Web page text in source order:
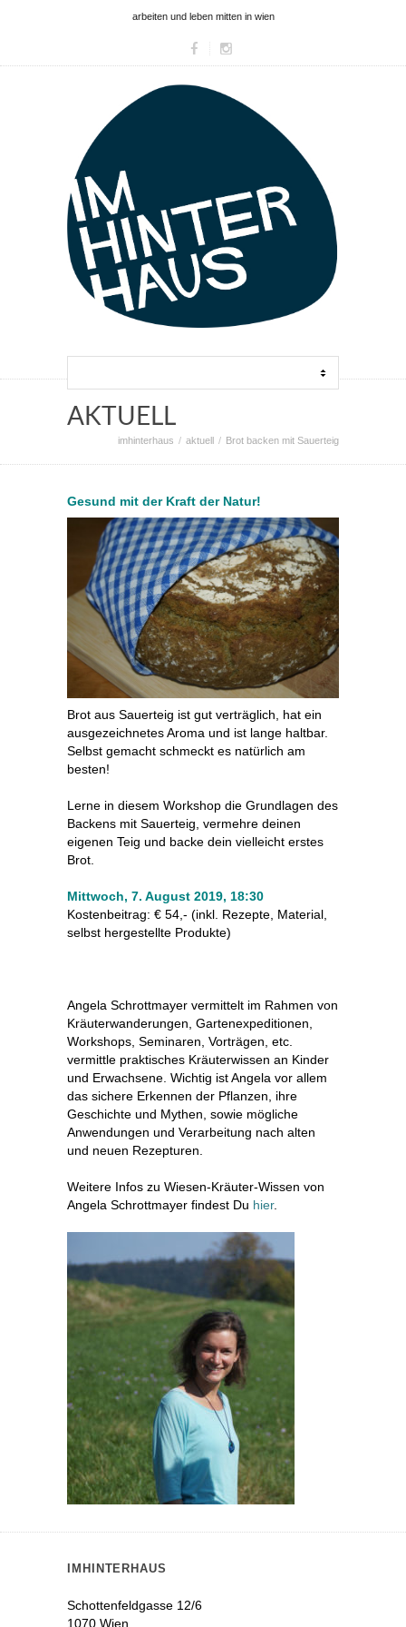
arbeiten und leben mitten in wien
AKTUELL
imhinterhaus aktuell Brot backen mit Sauerteig
Gesund mit der Kraft der Natur!
Brot aus Sauerteig ist gut verträglich, hat ein
ausgezeichnetes Aroma und ist lange haltbar.
Selbst gemacht schmeckt es natürlich am
besten!
Lerne in diesem Workshop die Grundlagen des
Backens mit Sauerteig, vermehre deinen
eigenen Teig und backe dein vielleicht erstes
Brot.
Mittwoch, 7. August 2019, 18:30
Kostenbeitrag: € 54,- (inkl. Rezepte, Material,
selbst hergestellte Produkte)
Angela Schrottmayer vermittelt im Rahmen von
Kräuterwanderungen, Gartenexpeditionen,
Workshops, Seminaren, Vorträgen, etc.
vermittle praktisches Kräuterwissen an Kinder
und Erwachsene. Wichtig ist Angela vor allem
das sichere Erkennen der Pflanzen, ihre
Geschichte und Mythen, sowie mögliche
Anwendungen und Verarbeitung nach alten
und neuen Rezepturen.
Weitere Infos zu Wiesen-Kräuter-Wissen von
Angela Schrottmayer findest Du hier.
IMHINTERHAUS
Schottenfeldgasse 12/6
1070 Wien